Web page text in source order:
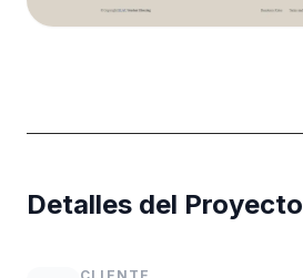
Detalles del Proyecto